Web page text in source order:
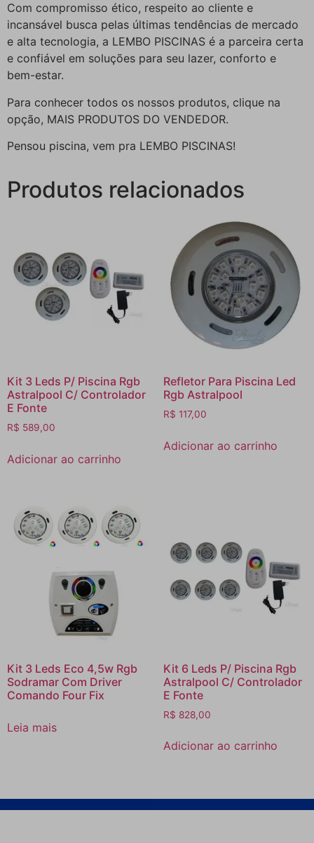
Com compromisso ético, respeito ao cliente e
incansável busca pelas últimas tendências de mercado
e alta tecnologia, a LEMBO PISCINAS é a parceira certa
e confiável em soluções para seu lazer, conforto e
bem-estar.
Para conhecer todos os nossos produtos, clique na
opção, MAIS PRODUTOS DO VENDEDOR.
Pensou piscina, vem pra LEMBO PISCINAS!
Produtos relacionados
Kit 3 Leds P/ Piscina Rgb
Astralpool C/ Controlador
E Fonte
R$ 589,00
Adicionar ao carrinho
Refletor Para Piscina Led
Rgb Astralpool
R$ 117,00
Adicionar ao carrinho
Kit 3 Leds Eco 4,5w Rgb
Sodramar Com Driver
Comando Four Fix
Leia mais
Kit 6 Leds P/ Piscina Rgb
Astralpool C/ Controlador
E Fonte
R$ 828,00
Adicionar ao carrinho